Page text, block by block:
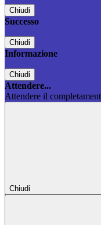
Chiudi
Successo
Chiudi
Informazione
Chiudi
Attendere...
Attendere il
Chiudi